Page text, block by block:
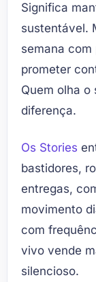
Significa
sustentável.
semana com
prometer
Quem olha o
diferença.
Os Stories
bastidores,
entregas,
movimento
com
vivo vende
silencioso.